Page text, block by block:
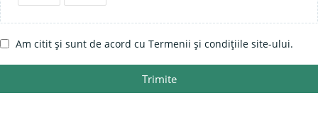
Am citit și sunt de acord cu Termenii și condițiile site-ului.
Trimite